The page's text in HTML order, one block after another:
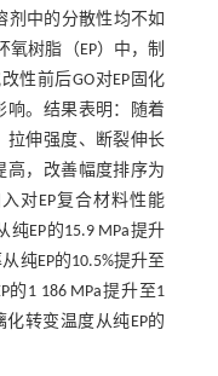
剂中的分散性均不如
氧树脂（EP）中，制
性前后GO对EP固化
响。结果表明：随着
拉伸强度、断裂伸长
高，改善幅度排序为
入对EP复合材料性能
EP的15.9 MPa提升
纯EP的10.5%提升至
的1 186 MPa提升至1
化转变温度从纯EP的